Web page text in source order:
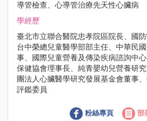
導管檢查、心導管治療先天性心臟病
學經歷
臺北市立聯合醫院忠孝院區院長、國
台中榮總兒童醫學部部主任、中華民
事、國際兒童營養及傳染疾病諮詢中
保健協會理事長、純青嬰幼兒營養研
團法人心臟醫學研究發展基金會董事
評鑑委員
粉絲專頁 部